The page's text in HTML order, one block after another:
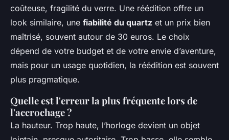
coûteuse, fragilité du verre. Une réédition offre un
look similaire, une fiabilité du quartz et un prix bien
maîtrisé, souvent autour de 30 euros. Le choix
dépend de votre budget et de votre envie d’aventure,
mais pour un usage quotidien, la réédition est souvent
plus pragmatique.
Quelle est l'erreur la plus fréquente lors de
l'accrochage ?
La hauteur. Trop haute, l’horloge devient un objet